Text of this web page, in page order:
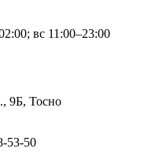
вс 11:00–23:00
9Б, Тосно
53-50